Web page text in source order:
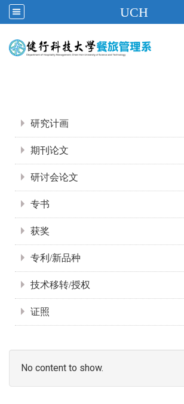
UCH
研究计画
期刊论文
研讨会论文
专书
获奖
专利/新品种
技术移转/授权
证照
No content to show.